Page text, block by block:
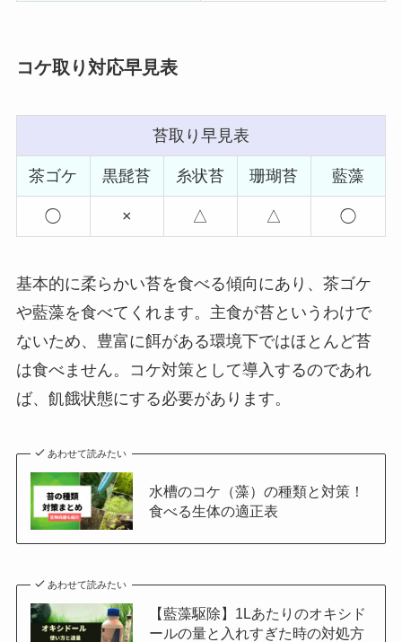
コケ取り対応早見表
苔取り早見表
茶ゴケ 黒髭苔 糸状苔 珊瑚苔 藍藻
◯ × △ △ ◯
基本的に柔らかい苔を食べる傾向にあり、茶ゴケ
や藍藻を食べてくれます。主食が苔というわけで
ないため、 豊富に餌がある環境下ではほとんど苔
は食べません。
コケ対策として導入するのであれ
ば、飢餓状態にする必要があります。
あわせて読みたい
水槽のコケ（藻）の種類と対策！
食べる生体の適正表
あわせて読みたい
【藍藻駆除】1Lあたりのオキシド
ールの量と入れすぎた時の対処方